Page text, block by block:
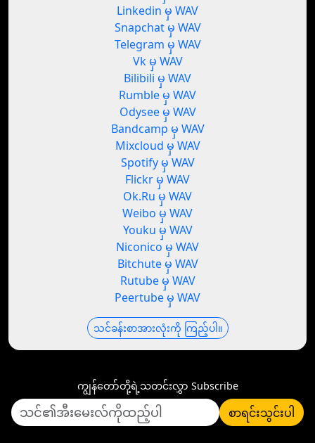
Linkedin မှ WAV
Snapchat မှ WAV
Telegram မှ WAV
Vk မှ WAV
Bilibili မှ WAV
Rumble မှ WAV
Odysee မှ WAV
Bandcamp မှ WAV
Mixcloud မှ WAV
Spotify မှ WAV
Flickr မှ WAV
Ok.Ru မှ WAV
Weibo မှ WAV
Youku မှ WAV
Niconico မှ WAV
Bitchute မှ WAV
Rutube မှ WAV
Peertube မှ WAV
သင်ခန်းစာအားလုံးကို ကြည့်ပါ။
ကျွန်တော်တို့ရဲ့သတင်းလွှာ Subscribe
စာရင်းသွင်းပါ